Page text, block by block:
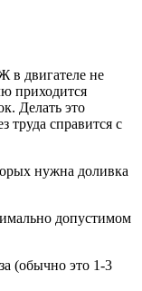
в двигателе не
приходится
Делать это
труда справится с
нужна доливка
допустимом
(обычно это 1-3